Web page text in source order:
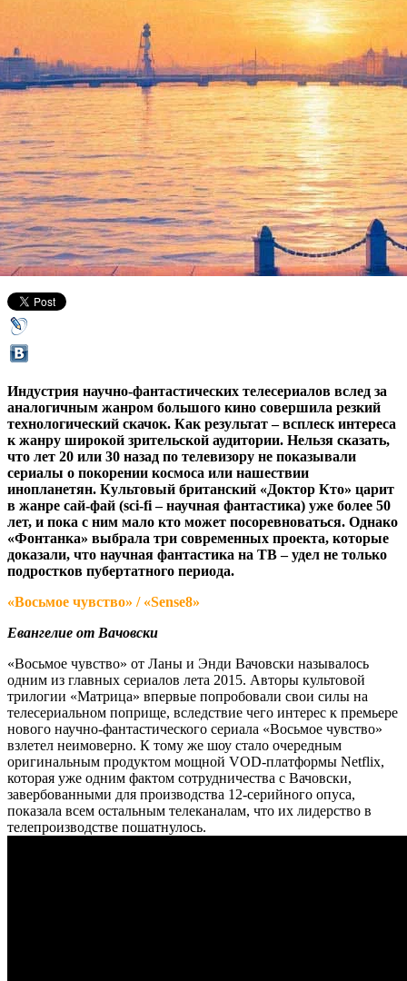
Новый мир: три лучших
научно-фантастических
сериала года
14 сентября 2015,22:59 Версия для печати
Индустрия научно-фантастических телесериалов вслед за
аналогичным жанром большого кино совершила резкий
технологический скачок. Как результат – всплеск интереса
к жанру широкой зрительской аудитории. Нельзя сказать,
что лет 20 или 30 назад по телевизору не показывали
сериалы о покорении космоса или нашествии
инопланетян. Культовый британский «Доктор Кто» царит
в жанре сай-фай (sci-fi – научная фантастика) уже более 50
лет, и пока с ним мало кто может посоревноваться. Однако
«Фонтанка» выбрала три современных проекта, которые
доказали, что научная фантастика на ТВ – удел не только
подростков пубертатного периода.
«Восьмое чувство» / «Sense8»
Евангелие от Вачовски
«Восьмое чувство» от Ланы и Энди Вачовски называлось
одним из главных сериалов лета 2015. Авторы культовой
трилогии «Матрица» впервые попробовали свои силы на
телесериальном поприще, вследствие чего интерес к премьере
нового научно-фантастического сериала «Восьмое чувство»
взлетел неимоверно. К тому же шоу стало очередным
оригинальным продуктом мощной VOD-платформы Netflix,
которая уже одним фактом сотрудничества с Вачовски,
завербованными для производства 12-серийного опуса,
показала всем остальным телеканалам, что их лидерство в
телепроизводстве пошатнулось.